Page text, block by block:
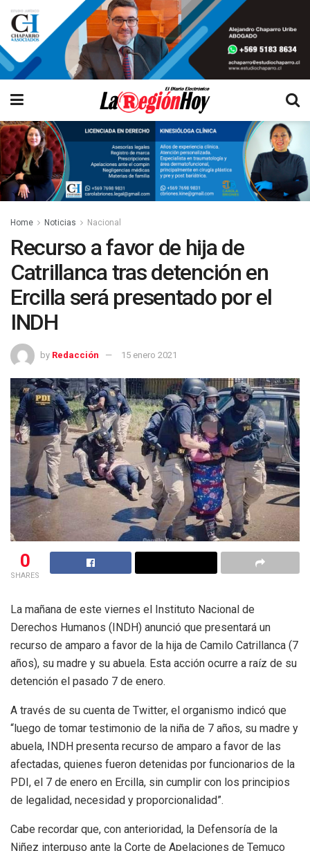
Home Noticias Nacional
Recurso a favor de hija de
Catrillanca tras detención en
Ercilla será presentado por el
INDH
by Redacción 15 enero 2021
0
SHARES
La mañana de este viernes el Instituto Nacional de
Derechos Humanos (INDH) anunció que presentará un
recurso de amparo a favor de la hija de Camilo Catrillanca (7
años), su madre y su abuela. Esta acción ocurre a raíz de su
detención el pasado 7 de enero.
A través de su cuenta de Twitter, el organismo indicó que
“luego de tomar testimonio de la niña de 7 años, su madre y
abuela, INDH presenta recurso de amparo a favor de las
afectadas, quienes fueron detenidas por funcionarios de la
PDI, el 7 de enero en Ercilla, sin cumplir con los principios
de legalidad, necesidad y proporcionalidad”.
Cabe recordar que, con anterioridad, la Defensoría de la
Niñez interpuso ante la Corte de Apelaciones de Temuco